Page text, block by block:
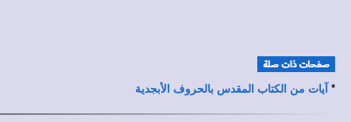
* آيات من الكتاب المقدس بالحروف الأبجدية